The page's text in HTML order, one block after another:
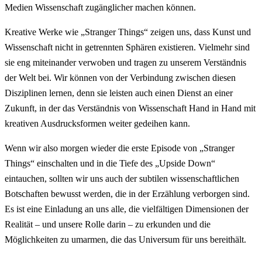
Medien Wissenschaft zugänglicher machen können.
Kreative Werke wie „Stranger Things“ zeigen uns, dass Kunst und
Wissenschaft nicht in getrennten Sphären existieren. Vielmehr sind
sie eng miteinander verwoben und tragen zu unserem Verständnis
der Welt bei. Wir können von der Verbindung zwischen diesen
Disziplinen lernen, denn sie leisten auch einen Dienst an einer
Zukunft, in der das Verständnis von Wissenschaft Hand in Hand mit
kreativen Ausdrucksformen weiter gedeihen kann.
Wenn wir also morgen wieder die erste Episode von „Stranger
Things“ einschalten und in die Tiefe des „Upside Down“
eintauchen, sollten wir uns auch der subtilen wissenschaftlichen
Botschaften bewusst werden, die in der Erzählung verborgen sind.
Es ist eine Einladung an uns alle, die vielfältigen Dimensionen der
Realität – und unsere Rolle darin – zu erkunden und die
Möglichkeiten zu umarmen, die das Universum für uns bereithält.